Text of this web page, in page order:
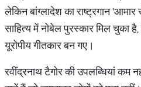
लेकिन बांग्लादेश का राष्ट्रगान 'आमार
साहित्य में नोबेल पुरस्कार मिल चुका
यूरोपीय गीतकार बन गए।
रवींद्रनाथ टैगोर की उपलब्धियां